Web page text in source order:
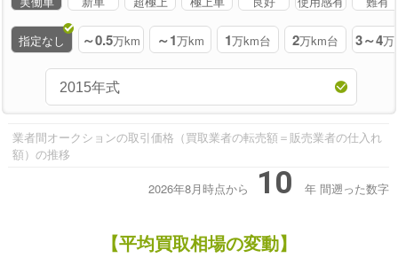
指定なし ～0.5万km ～1万km 1万km台 2万km台 3～4万
業者間オークションの取引価格（買取業者の転売額＝販売業者の仕入れ
額）の推移
2026年8月時点から 10 年 間遡った数字
【平均買取相場の変動】